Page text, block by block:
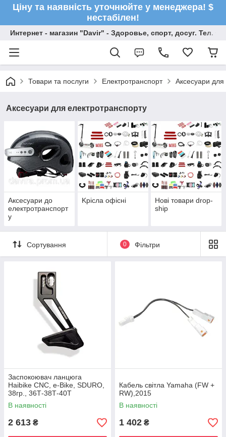
Ціну та наявність уточнюйте у менеджера! $
нестабілен!
Интернет - магазин "Davir" - Здоровье, спорт, досуг. Тел.
Товари та послуги Електротранспорт Аксесуари для
Аксесуари для електротранспорту
Аксесуари до
електротранспорт
у
Kрісла oфісні
Нові товари drop-
ship
Сортування 0 Фільтри
Заспокоювач ланцюга
Haibike CNC, e-Bike, SDURO,
38гр., 36Т-38Т-40Т
В наявності
2 613 ₴
Кабель світла Yamaha (FW +
RW),2015
В наявності
1 402 ₴